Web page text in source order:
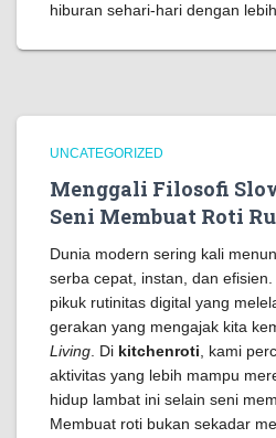
hiburan sehari-hari dengan
UNCATEGORIZED
Menggali Filosofi
Seni Membuat Roti
Dunia modern sering kali
serba cepat, instan, dan
pikuk rutinitas digital yang
gerakan yang mengajak kita
Living . Di kitchenroti , kami
aktivitas yang lebih mampu
hidup lambat ini selain seni
Membuat roti bukan sekadar